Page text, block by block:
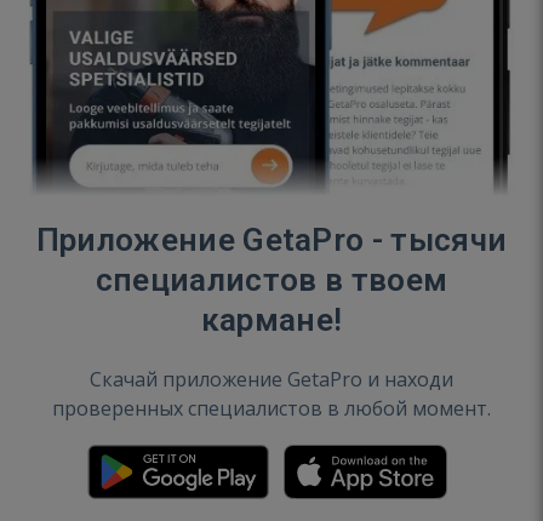
Приложение GetaPro - тысячи
специалистов в твоем
кармане!
Скачай приложение GetaPro и находи
проверенных специалистов в любой момент.